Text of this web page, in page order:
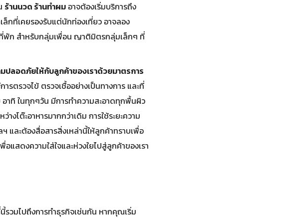
ร้านนวด ร้านทำผม อาจต้องเริ่มบริการถึง
กที่เคยรองรับแต่นักท่องเที่ยว อาจลอง
ที่พัก สำหรับกลุ่มเพื่อน ญาติมิตรกลุ่มเล็กๆ ที่
ปลอดภัยให้กับลูกค้าของเราด้วยมาตรการ
รตรวจไข้ ตรวจเชื้ออย่างเป็นทางการ และที่
อาทิ ในทุกๆวัน มีการทำความสะอาดทุกพื้นผิว
งโต๊ะอาหารมากกว่าเดิม การใช้ระยะความ
และต้องสื่อสารสิ่งเหล่านี้ให้ลูกค้าทราบเพื่อ
แสดงความใส่ใจและห่วงใยไปสู่ลูกค้าของเรา
วมไปถึงการทำธุรกิจเช่นกัน หากคุณเริ่ม